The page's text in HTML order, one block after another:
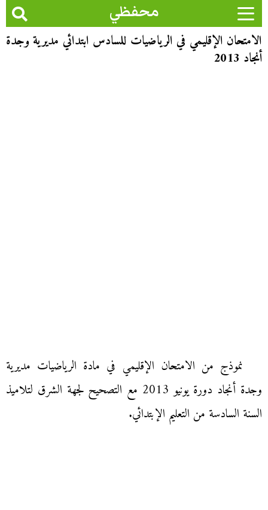
محفظي
الامتحان الإقليمي في الرياضيات للسادس ابتدائي مديرية وجدة
أنجاد 2013
نموذج من الامتحان الإقليمي في مادة الرياضيات مديرية
وجدة أنجاد دورة يونيو 2013 مع التصحيح لجهة الشرق لتلاميذ
السنة السادسة من التعليم الإبتدائي.